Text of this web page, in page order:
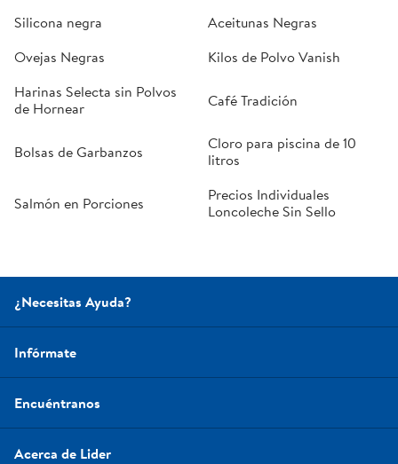
Silicona negra
Aceitunas Negras
Ovejas Negras
Kilos de Polvo Vanish
Harinas Selecta sin Polvos
de Hornear
Café Tradición
Bolsas de Garbanzos
Cloro para piscina de 10
litros
Salmón en Porciones
Precios Individuales
Loncoleche Sin Sello
¿Necesitas Ayuda?
Infórmate
Encuéntranos
Acerca de Lider